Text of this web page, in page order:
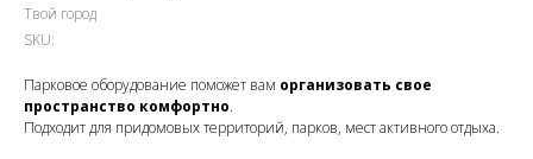
Твой город
SKU:
Парковое оборудование поможет вам организовать свое
пространство комфортно.
Подходит для придомовых территорий, парков, мест активного отдыха.